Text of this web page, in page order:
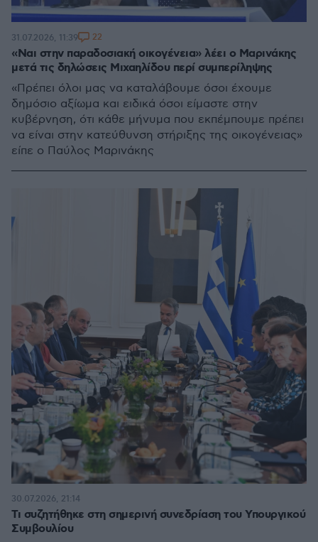
«Ναι στην παραδοσιακή οικογένεια» λέει ο Μαρινάκης
μετά τις δηλώσεις Μιχαηλίδου περί συμπερίληψης
«Πρέπει όλοι μας να καταλάβουμε όσοι έχουμε
δημόσιο αξίωμα και ειδικά όσοι είμαστε στην
κυβέρνηση, ότι κάθε μήνυμα που εκπέμπουμε πρέπει
να είναι στην κατεύθυνση στήριξης της οικογένειας»
είπε ο Παύλος Μαρινάκης
31.07.2026, 11:39 22
Τι συζητήθηκε στη σημερινή συνεδρίαση του Υπουργικού
Συμβουλίου
30.07.2026, 21:14